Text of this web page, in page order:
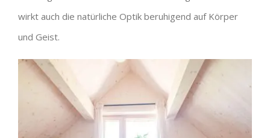
wirkt auch die natürliche Optik beruhigend auf Körper
und Geist.